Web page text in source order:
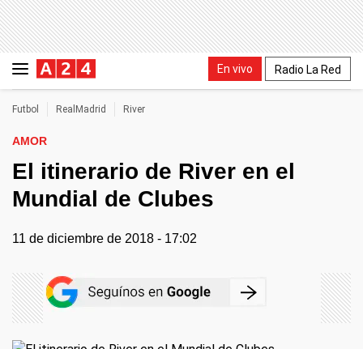
En vivo Radio La Red
Futbol RealMadrid River
AMOR
El itinerario de River en el
Mundial de Clubes
11 de diciembre de 2018 - 17:02